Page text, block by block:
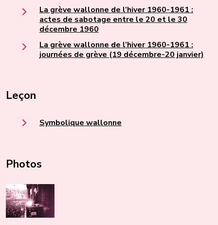
La grève wallonne de l’hiver 1960-1961 :
actes de sabotage entre le 20 et le 30
décembre 1960
La grève wallonne de l’hiver 1960-1961 :
journées de grève (19 décembre-20 janvier)
Leçon
Symbolique wallonne
Photos